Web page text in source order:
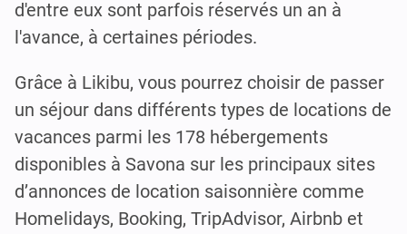
d'entre eux sont parfois réservés un an à
l'avance, à certaines périodes.
Grâce à Likibu, vous pourrez choisir de passer
un séjour dans différents types de locations de
vacances parmi les 178 hébergements
disponibles à Savona sur les principaux sites
d’annonces de location saisonnière comme
Homelidays, Booking, TripAdvisor, Airbnb et